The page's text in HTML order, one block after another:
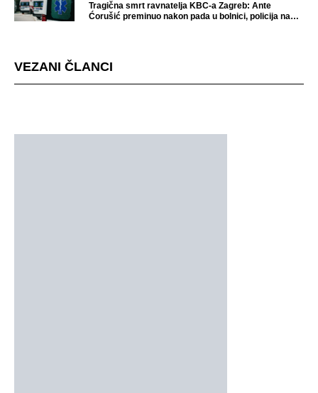
Tragična smrt ravnatelja KBC-a Zagreb: Ante
Ćorušić preminuo nakon pada u bolnici, policija na
VEZANI ČLANCI